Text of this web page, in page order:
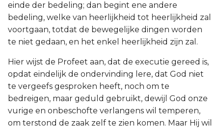
einde der bedeling; dan begint ene andere
bedeling, welke van heerlijkheid tot heerlijkheid zal
voortgaan, totdat de bewegelijke dingen worden
te niet gedaan, en het enkel heerlijkheid zijn zal.
Hier wijst de Profeet aan, dat de executie gereed is,
opdat eindelijk de ondervinding lere, dat God niet
te vergeefs gesproken heeft, noch om te
bedreigen, maar geduld gebruikt, dewijl God onze
vurige en onbeschofte verlangens wil temperen,
om terstond de zaak zelf te zien komen. Maar Hij wil